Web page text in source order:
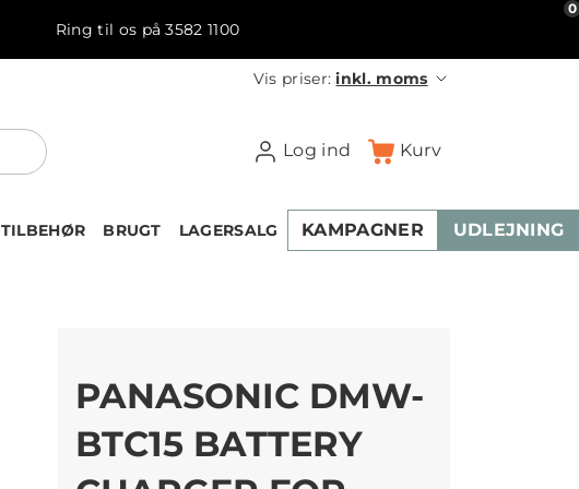
Ring til os på 3582 1100
Vis priser:inkl. moms
Log ind Kurv
0
TILBEHØR BRUGT LAGERSALG KAMPAGNER UDLEJNING
PANASONIC DMW-
BTC15 BATTERY